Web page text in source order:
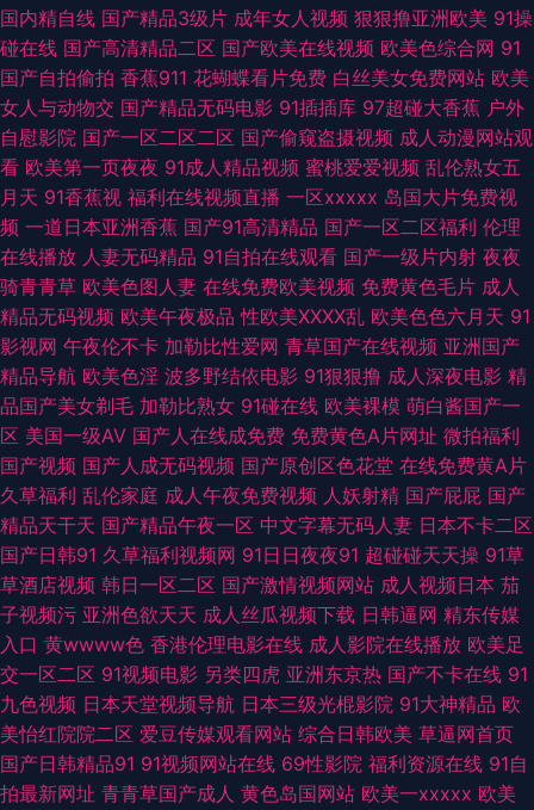
频www 肏屄超碰 在綫艹擦自拍 wwwcom黄 福利社免费体验黄 精品国产97
日韩精品短片 伊人久久免费 九一桃色社区 日韩久久精品 五月天黄色视频 51
视频福利 97超碰激情 www日本色 豆花官网免费入口 精品第一页 欧美色性
交 日本三级人妻 午夜波多解衣 伊人五月大香蕉 91伊人超碰在线 91大神com
俺来也俺去夜 福利社体验三分钟 黑人激情影院 蜜臀91色 人人插人人操 天天
干这里有精品 激情超碰 九一茄子 日韩男女艹 在线不卡AⅤ 91传媒网站视频
超碰在线公开 国产极品天天插 激情图区中文字幕 欧美喉奥在线 偷拍网玖玖
91激情双飞 日本韩国毛片 在线天堂资源 www变态天堂 韩国美女做爱 女同
自慰福利 天天干人人操 伊人操久久 91黄色图片 AV大香蕉 超碰人人操作 国
产在线视频 久久青青操 欧美性a 午夜社区 91足交网站 福利AV在线导航 久久
草中文在线 青青操人妻 色色主站 亚州性在线 91伪娘在线 超碰人人熟女 黑丝
网址 老司机福利亚洲 人妻在线亚洲精品 午夜专区 91九色泉州论坛 A片播放
国产激情AV 激情三级文学 欧美人人摸 天天撸天天肏 中文字幕剧情另类 97
国内精自线 国产精品3级片 成年女人视频 狠狠撸亚洲欧美 91操
碰在线 国产高清精品二区 国产欧美在线视频 欧美色综合网 91
国产自拍偷拍 香蕉911 花蝴蝶看片免费 白丝美女免费网站 欧美
女人与动物交 国产精品无码电影 91插插库 97超碰大香蕉 户外
自慰影院 国产一区二区二区 国产偷窥盗摄视频 成人动漫网站观
看 欧美第一页夜夜 91成人精品视频 蜜桃爱爱视频 乱伦熟女五
月天 91香蕉视 福利在线视频直播 一区xxxxx 岛国大片免费视
频 一道日本亚洲香蕉 国产91高清精品 国产一区二区福利 伦理
在线播放 人妻无码精品 91自拍在线观看 国产一级片内射 夜夜
骑青青草 欧美色图人妻 在线免费欧美视频 免费黄色毛片 成人
精品无码视频 欧美午夜极品 性欧美ⅩⅩⅩⅩ乱 欧美色色六月天 91
影视网 午夜伦不卡 加勒比性爱网 青草国产在线视频 亚洲国产
精品导航 欧美色淫 波多野结依电影 91狠狠撸 成人深夜电影 精
品国产美女剃毛 加勒比熟女 91碰在线 欧美裸模 萌白酱国产一
区 美国一级AV 国产人在线成免费 免费黄色A片网址 微拍福利
国产视频 国产人成无码视频 国产原创区色花堂 在线免费黄A片
久草福利 乱伦家庭 成人午夜免费视频 人妖射精 国产屁屁 国产
精品天干天 国产精品午夜一区 中文字幕无码人妻 日本不卡二区
国产日韩91 久草福利视频网 91日日夜夜91 超碰碰天天操 91草
草酒店视频 韩日一区二区 国产激情视频网站 成人视频日本 茄
子视频污 亚洲色欲天天 成人丝瓜视频下载 日韩逼网 精东传媒
入口 黄wwww色 香港伦理电影在线 成人影院在线播放 欧美足
交一区二区 91视频电影 另类四虎 亚洲东京热 国产不卡在线 91
九色视频 日本天堂视频导航 日本三级光棍影院 91大神精品 欧
美怡红院院二区 爱豆传媒观看网站 综合日韩欧美 草逼网首页
国产日韩精品91 91视频网站在线 69性影院 福利资源在线 91自
拍最新网址 青青草国产成人 黄色岛国网站 欧美一xxxxx 欧美